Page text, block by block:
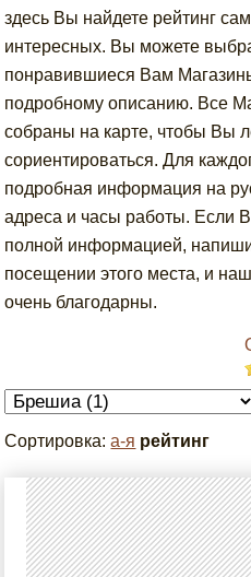
здесь Вы найдете рейтинг
интересных. Вы можете
понравившиеся Вам
подробному описанию. Все
собраны на карте, чтобы Вы
сориентироваться. Для
подробная информация на
адреса и часы работы. Если
полной информацией,
посещении этого места, и
очень благодарны.
Сортировка:а-я рейтинг